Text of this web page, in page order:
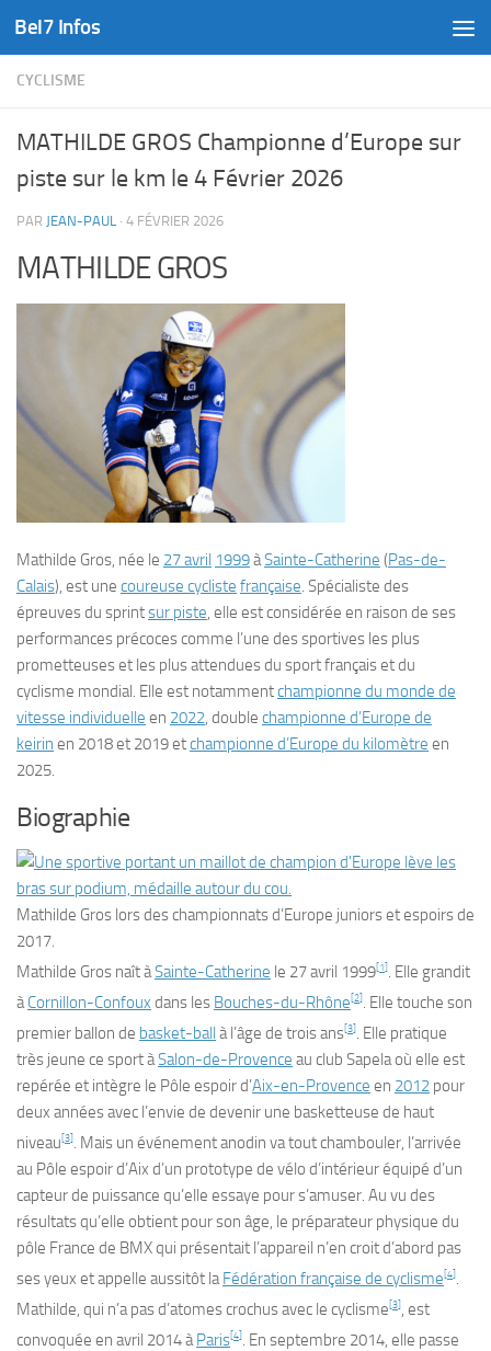
Skip to content
Bel7 Infos
CYCLISME
MATHILDE GROS Championne d’Europe sur
piste sur le km le 4 Février 2026
PAR JEAN-PAUL · 4 FÉVRIER 2026
MATHILDE GROS
Mathilde Gros, née le 27 avril 1999àSainte-Catherine (Pas-de-
Calais), est une coureuse cycliste française. Spécialiste des
épreuves du sprintsur piste, elle est considérée en raison de ses
performances précoces comme l’une des sportives les plus
prometteuses et les plus attendues du sport français et du
cyclisme mondial. Elle est notammentchampionne du monde de
vitesse individuelle en 2022, double championne d’Europe de
keirin en 2018 et 2019 etchampionne d’Europe du kilomètre en
2025.
Biographie
Mathilde Gros lors des championnats d’Europe juniors et espoirs de
2017.
Mathilde Gros naît àSainte-Catherine le 27 avril 1999[1]. Elle grandit
àCornillon-Confoux dans les Bouches-du-Rhône[2]. Elle touche son
premier ballon de basket-ball à l’âge de trois ans[3]. Elle pratique
très jeune ce sport àSalon-de-Provence au club Sapela où elle est
repérée et intègre le Pôle espoir d’Aix-en-Provence en 2012 pour
deux années avec l’envie de devenir une basketteuse de haut
niveau[3]. Mais un événement anodin va tout chambouler, l’arrivée
au Pôle espoir d’Aix d’un prototype de vélo d’intérieur équipé d’un
capteur de puissance qu’elle essaye pour s’amuser. Au vu des
résultats qu’elle obtient pour son âge, le préparateur physique du
pôle France de BMX qui présentait l’appareil n’en croit d’abord pas
ses yeux et appelle aussitôt laFédération française de cyclisme[4].
Mathilde, qui n’a pas d’atomes crochus avec le cyclisme[3], est
convoquée en avril 2014àParis[4]. En septembre 2014, elle passe